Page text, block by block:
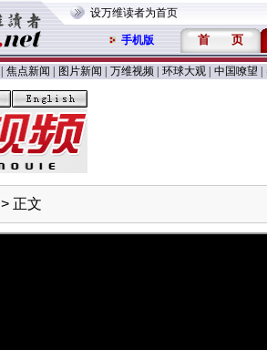
设万维读者为首页
手机版 首 页
焦点新闻 图片新闻 万维视频 环球大观 中国嘹望
> 正文